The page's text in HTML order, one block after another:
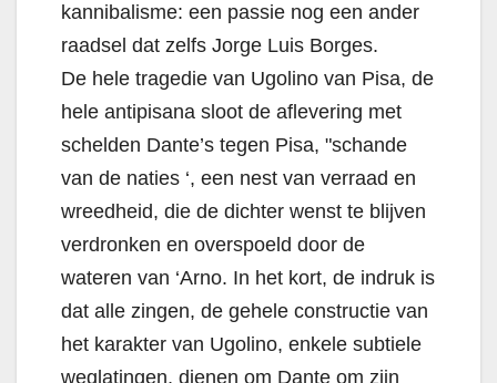
kannibalisme: een passie nog een ander
raadsel dat zelfs Jorge Luis Borges.
De hele tragedie van Ugolino van Pisa, de
hele antipisana sloot de aflevering met
schelden Dante’s tegen Pisa, "schande
van de naties ‘, een nest van verraad en
wreedheid, die de dichter wenst te blijven
verdronken en overspoeld door de
wateren van ‘Arno. In het kort, de indruk is
dat alle zingen, de gehele constructie van
het karakter van Ugolino, enkele subtiele
weglatingen, dienen om Dante om zijn